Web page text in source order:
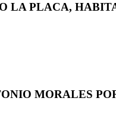
LA PLACA,
MORALES